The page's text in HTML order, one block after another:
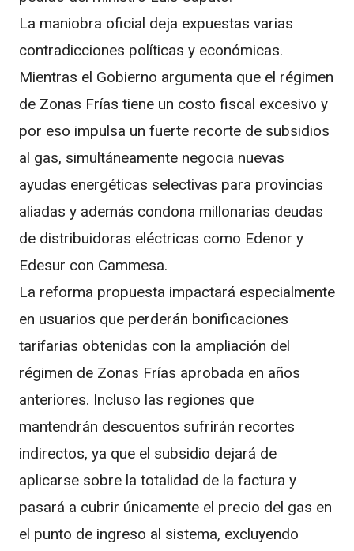
La maniobra oficial deja expuestas varias
contradicciones políticas y económicas.
Mientras el Gobierno argumenta que el régimen
de Zonas Frías tiene un costo fiscal excesivo y
por eso impulsa un fuerte recorte de subsidios
al gas, simultáneamente negocia nuevas
ayudas energéticas selectivas para provincias
aliadas y además condona millonarias deudas
de distribuidoras eléctricas como Edenor y
Edesur con Cammesa.
La reforma propuesta impactará especialmente
en usuarios que perderán bonificaciones
tarifarias obtenidas con la ampliación del
régimen de Zonas Frías aprobada en años
anteriores. Incluso las regiones que
mantendrán descuentos sufrirán recortes
indirectos, ya que el subsidio dejará de
aplicarse sobre la totalidad de la factura y
pasará a cubrir únicamente el precio del gas en
el punto de ingreso al sistema, excluyendo